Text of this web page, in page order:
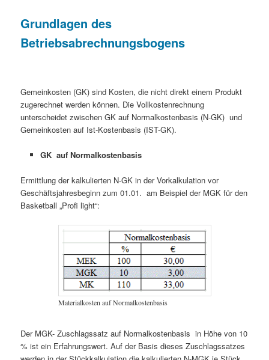
Grundlagen des
Betriebsabrechnungsbogens
Gemeinkosten (GK) sind Kosten, die nicht direkt einem Produkt
zugerechnet werden können. Die Vollkostenrechnung
unterscheidet zwischen GK auf Normalkostenbasis (N-GK) und
Gemeinkosten auf Ist-Kostenbasis (IST-GK).
GK auf Normalkostenbasis
Ermittlung der kalkulierten N-GK in der Vorkalkulation vor
Geschäftsjahresbeginn zum 01.01. am Beispiel der MGK für den
Basketball „Profi light“:
Materialkosten auf Normalkostenbasis
Der MGK- Zuschlagssatz auf Normalkostenbasis in Höhe von 10
% ist ein Erfahrungswert. Auf der Basis dieses Zuschlagssatzes